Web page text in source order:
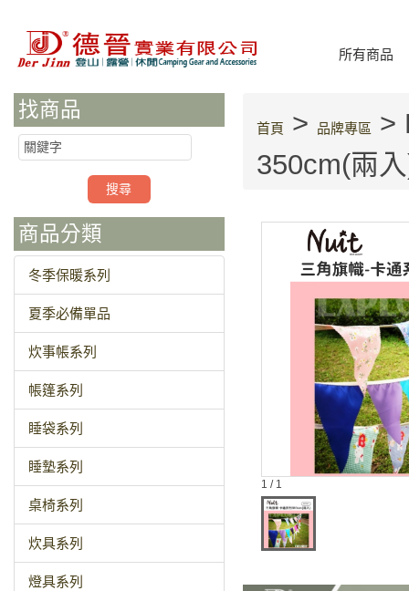
所有商品
找商品
商品分類
冬季保暖系列
夏季必備單品
炊事帳系列
帳篷系列
睡袋系列
睡墊系列
桌椅系列
炊具系列
燈具系列
首頁 > 品牌專區
>
350cm(兩
1 / 1